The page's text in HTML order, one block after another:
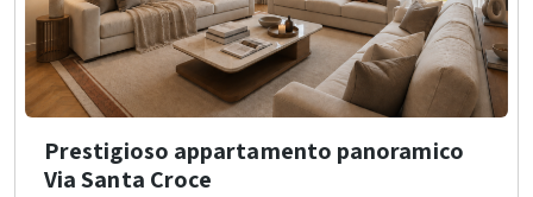
Prestigioso appartamento panoramico
Via Santa Croce